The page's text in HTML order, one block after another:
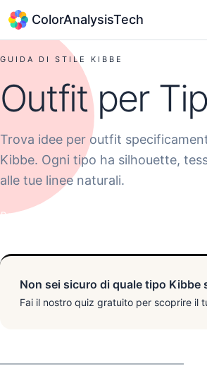
ColorAnalysisTech
GUIDA DI STILE KIBBE
Outfit per
Trova idee per outfit
Kibbe. Ogni tipo ha silhouette,
alle tue linee naturali.
Dramatic Tipi
Non sei sicuro di quale tipo Kibbe
Fai il nostro quiz gratuito per scoprire il